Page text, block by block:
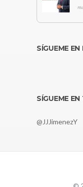
SÍGUEME
SÍGUEME
@JJJimenezY